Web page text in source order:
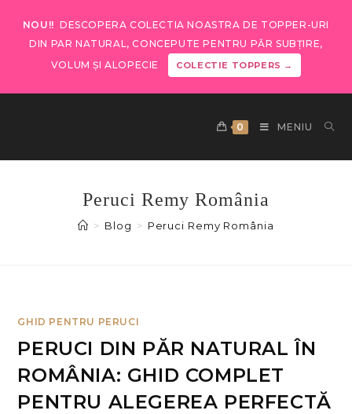
NOU!! DESCOPERA COLECTIA NOASTRA DE TOPPER-URI
DIN PAR NATURAL, CONCEPUTE PENTRU PĂR SUBȚIRE,
VOLUM ȘI ALOPECIE
COLECTIE TOPPERS →
0 MENIU
Peruci Remy România
> Blog > Peruci Remy România
GHID PENTRU PERUCI
PERUCI DIN PĂR NATURAL ÎN
ROMÂNIA: GHID COMPLET
PENTRU ALEGEREA PERFECTĂ